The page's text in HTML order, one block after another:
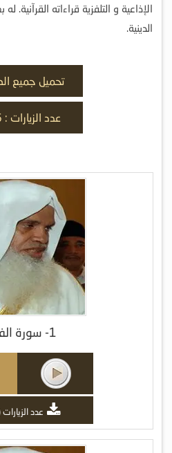
الإذاعية و التلفزية قراءاته
الدينية.
تحميل جميع
عدد الزيارات : 1726
1- سورة الفاتحة
عدد الزيارات (